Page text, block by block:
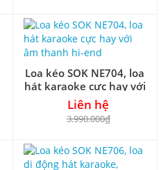
Loa kéo SOK NE704, loa
hát karaoke cực hay với
âm thanh hi-end
Liên hệ
3.990.000₫